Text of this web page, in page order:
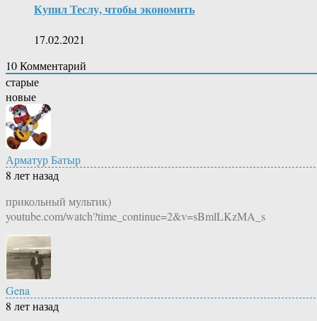
Купил Теслу, чтобы экономить
17.02.2021
10Комментарий
старые
новые
Арматур Батыр
8 лет назад
прикольный мультик)
youtube.com/watch?time_continue=2&v=sBmlLKzMA_s
Gena
8 лет назад